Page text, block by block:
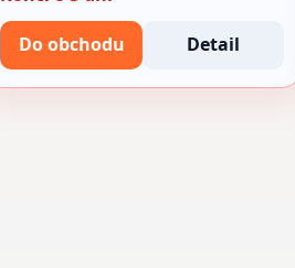
Do obchodu Detail